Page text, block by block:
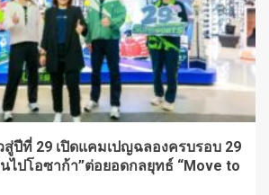
ปีที่ 29 เปิดแคมเปญฉลองครบรอบ 29
ไปโอซาก้า”ต่อยอดกลยุทธ์ “Move to